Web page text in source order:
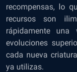
recompensas, lo
recursos son
rápidamente
evoluciones
cada nueva
ya utilizas.